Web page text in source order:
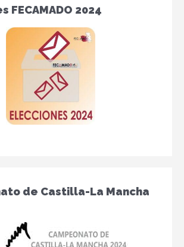
FECAMADO 2024
de Castilla-La Mancha